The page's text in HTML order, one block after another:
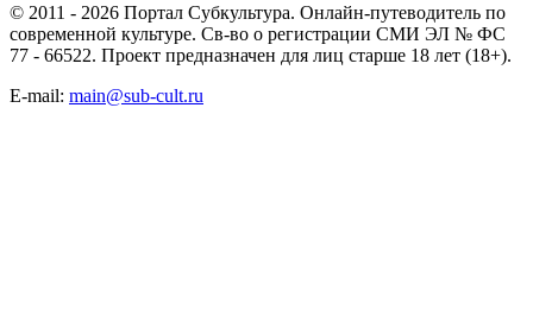
© 2011 - 2026 Портал Субкультура. Онлайн-путеводитель по
современной культуре. Св-во о регистрации СМИ ЭЛ № ФС
77 - 66522. Проект предназначен для лиц старше 18 лет (18+).
E-mail: main@sub-cult.ru